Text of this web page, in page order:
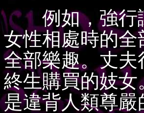
例如，強行讓
女性相處時的
全部樂趣。丈
終生購買的妓
是違背人類尊嚴